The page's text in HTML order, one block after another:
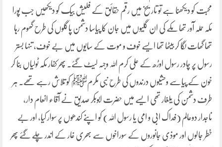
محبت کو دیکھنا ہے تو تاریخ میں رقم حقائق کے فلیش بیک کو دیکھیں جب پورا
مکہ حملہ آور تھا مکے کی ان گلیوں میں جان کا پیاسا دشمن پاگلوں کی طرح گھوم رہا
تھا گھات لگا کر بیٹھا تھا ایسے خوف و موت کے سایوں میں بے خوف، تنہا بستر
رسول پر چادر رسول اوڑھ کے علی کرم اللہ وجہہ لیٹ گئے۔ پھر کفار مکہ ٹولیاں بنا کر
خون کے پیاسے وحشیوں درندوں کی طرح نبی مکرمﷺ کو تلاش رہے تھے۔ ہر
طرف دشمن کی یلغار تھی ایسے میں حضرت ابوبکر صدیق نے آقاء انعام دار،
تاجدار دوعالم (فداک ابی و امی یا رسول اللہ) کو اپنے کندھوں پر سوار کیا، اور بے
خطر جالوں اور موذی جانوروں کے سوراخوں سے بھری غار کے اندر چلے گئے پھر